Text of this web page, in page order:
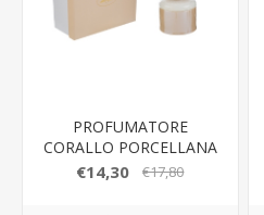
PROFUMATORE
CORALLO PORCELLANA
BEIGE 8,5x8,5xh.11,5CM
€14,30 €17,80